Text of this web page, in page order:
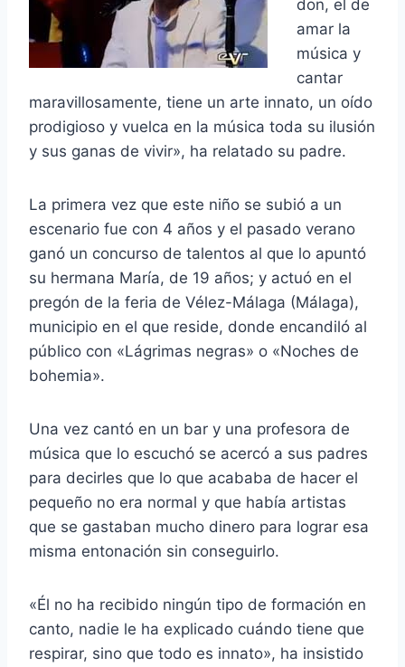
don, el de
amar la
música y
cantar
maravillosamente, tiene un arte innato, un oído
prodigioso y vuelca en la música toda su ilusión
y sus ganas de vivir», ha relatado su padre.
La primera vez que este niño se subió a un
escenario fue con 4 años y el pasado verano
ganó un concurso de talentos al que lo apuntó
su hermana María, de 19 años; y actuó en el
pregón de la feria de Vélez-Málaga (Málaga),
municipio en el que reside, donde encandiló al
público con «Lágrimas negras» o «Noches de
bohemia».
Una vez cantó en un bar y una profesora de
música que lo escuchó se acercó a sus padres
para decirles que lo que acababa de hacer el
pequeño no era normal y que había artistas
que se gastaban mucho dinero para lograr esa
misma entonación sin conseguirlo.
«Él no ha recibido ningún tipo de formación en
canto, nadie le ha explicado cuándo tiene que
respirar, sino que todo es innato», ha insistido